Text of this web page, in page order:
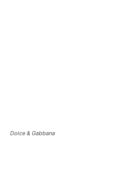
Dolce & Gabbana